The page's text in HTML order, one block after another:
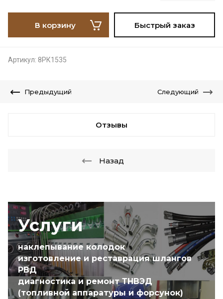
Услуги
наклепывание колодок
изготовление и реставрация шлангов
РВД
диагностика и ремонт ТНВЭД
(топливной аппаратуры и форсунок)
В корзину Быстрый заказ
Артикул: 8РК1535
Предыдущий Следующий
Отзывы
Назад